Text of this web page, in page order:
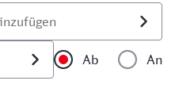
Ab
An